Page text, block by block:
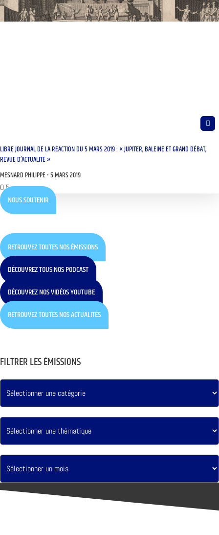
LIBRE JOURNAL DE LA RÉACTION DU 5 MARS 2019 : « JUPITER, BALEINE ET GRAND DÉBAT,
REVUE D’ACTUALITÉ »
MESNARD PHILIPPE 5 MARS 2019
NOUS SOUTENIR
RETROUVEZ TOUTES NOS ÉMISSIONS
DÉCOUVREZ TOUS NOS PODCAST
DÉCOUVREZ NOS VIDÉOS YOUTUBE
RETROUVEZ TOUTES NOS ACTUALITÉS
FILTRER LES ÉMISSIONS